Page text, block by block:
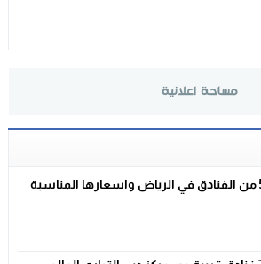
افضل 5 من الفنادق في الرياض واسعارها المناسبة